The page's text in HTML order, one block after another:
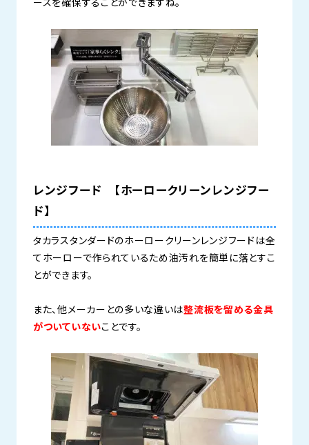
レンジフード 【ホーロークリーンレンジフー
ド】
タカラスタンダードのホーロークリーンレンジフードは全
てホーローで作られているため油汚れを簡単に落とすこ
とができます。
また、他メーカーとの多いな違いは整流板を留める金具
がついていないことです。